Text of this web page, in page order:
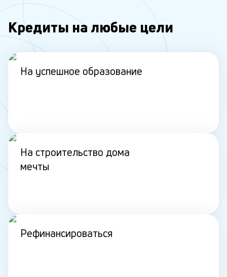
Кредиты на любые цели
На успешное образование
На строительство дома
мечты
Рефинансироваться